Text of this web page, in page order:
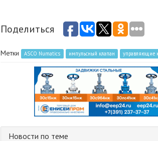
Поделиться
Метки ASCO Numatics импульсный клапан управляющие
Новости по теме